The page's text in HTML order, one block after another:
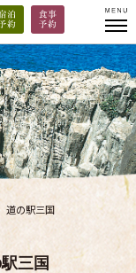
道の駅三国
三国